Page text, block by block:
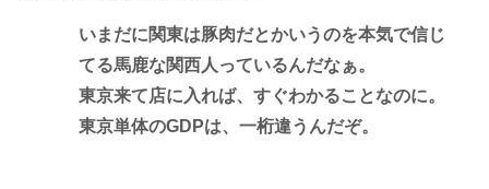
いまだに関東は豚肉だとかいうのを本気で信じ
てる馬鹿な関西人っているんだなぁ。
東京来て店に入れば、すぐわかることなのに。
東京単体のGDPは、一桁違うんだぞ。